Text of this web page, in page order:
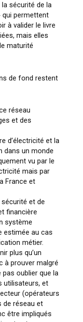
sécurité de la
qui permettent
à valider le livre
mais elles
maturité
de fond restent
réseau
et des
d’électricité et la
dans un monde
vu par le
mais par
France et
et de
financière
système
estimée au cas
métier.
plus qu’un
à prouver malgré
oublier que la
utilisateurs, et
(opérateurs
de réseau et
être impliqués